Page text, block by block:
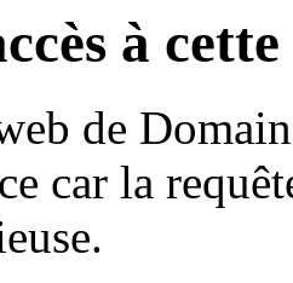
à
de
car la